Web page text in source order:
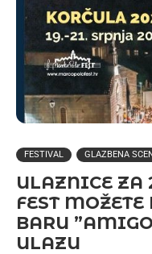
FESTIVAL GLAZBENA
ULAZNICE ZA
FEST
BARU
ULAZU